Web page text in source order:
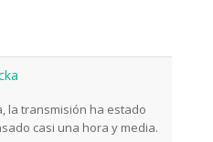
la transmisión ha estado
casi una hora y media.